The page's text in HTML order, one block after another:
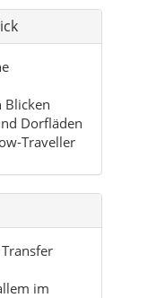
Blicken
Dorfläden
Traveller
im
und